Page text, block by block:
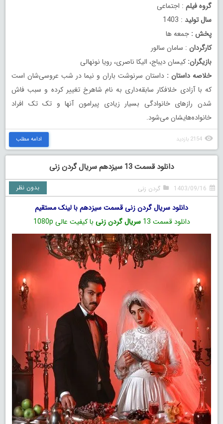
گروه فیلم : اجتماعی
سال تولید : 1403
پخش : جمعه ها
کارگردان : سامان سالور
بازیگران: کیسان دیباج، الیکا ناصری، رویا نونهالی
خلاصه داستان : داستان سرنوشت باران و نیما در شب عروسی‌شان است
که با آزادی خلافکار سابقه‌داری به نام شاهرخ تغییر کرده و سبب فاش
شدن رازهای خانوادگی بسیار زیادی پیرامون آنها و تک تک افراد
خانواده‌هایشان می‌شود.
2154 بازدید ادامه مطلب
دانلود قسمت 13 سیزدهم سریال گردن زنی
1403/09/16 گردن زنی بدون نظر
دانلود سریال گردن زنی قسمت سیزدهم با لینک مستقیم
دانلود قسمت 13
سریال گردن زنی با کیفیت عالی 1080p